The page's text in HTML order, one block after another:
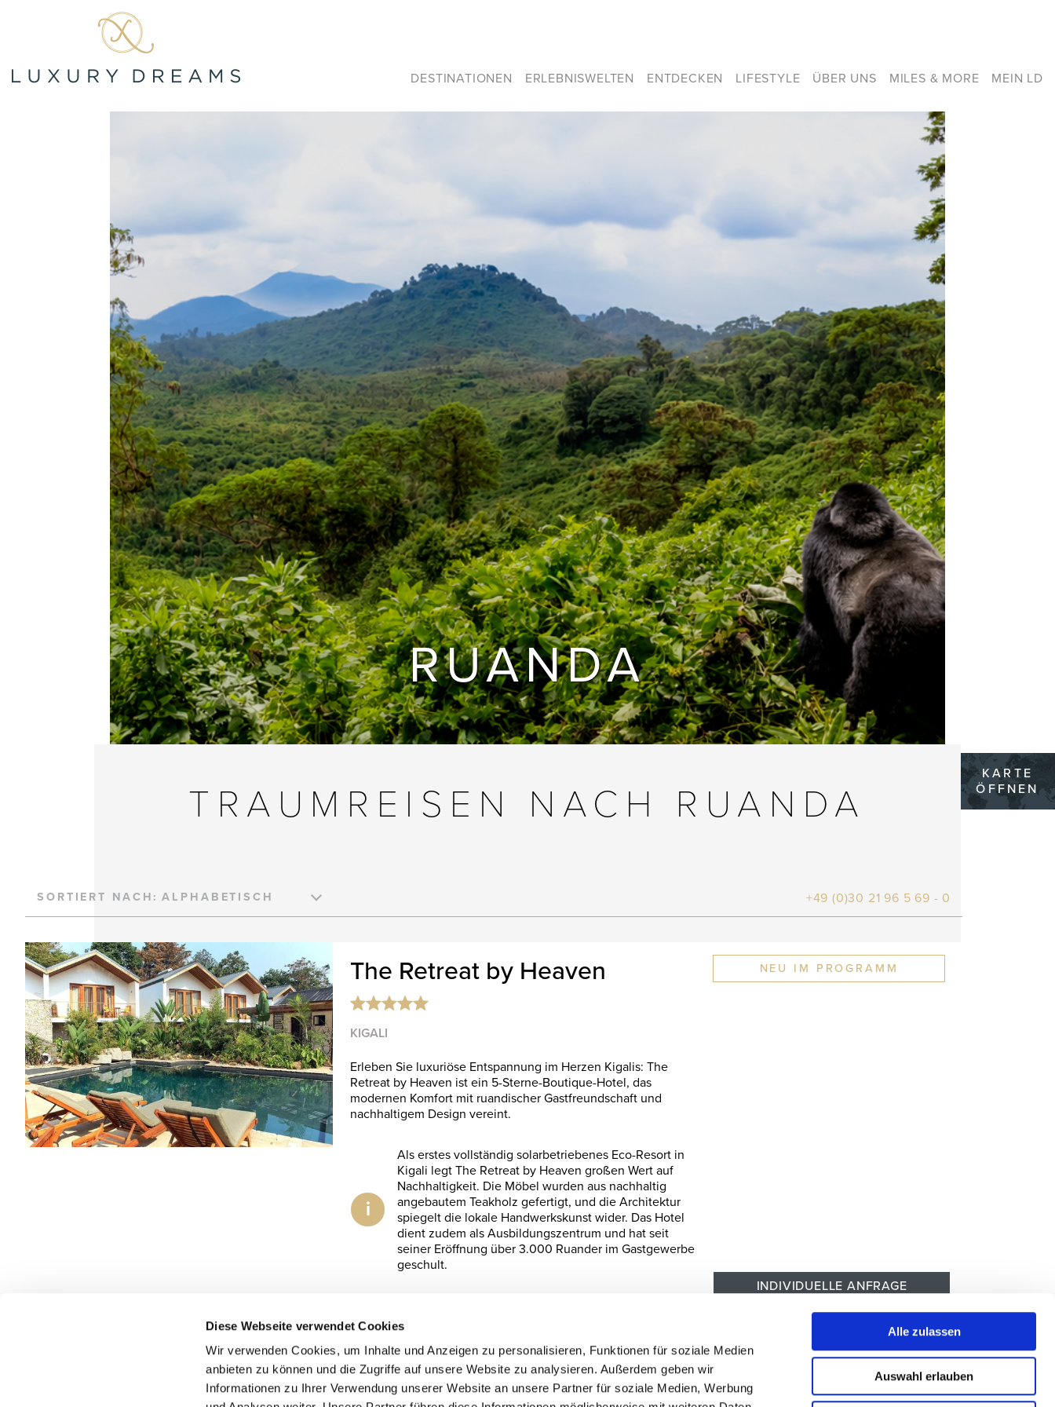
Diese Webseite verwendet Cookies
Wir verwenden Cookies, um Inhalte und Anzeigen zu personalisieren, Funktionen für soziale Medien
anbieten zu können und die Zugriffe auf unsere Website zu analysieren. Außerdem geben wir
Informationen zu Ihrer Verwendung unserer Website an unsere Partner für soziale Medien, Werbung
Alle zulassen
Auswahl erlauben
DESTINATIONEN ERLEBNISWELTEN ENTDECKEN LIFESTYLE ÜBER UNS MILES & MORE MEIN LD
RUANDA
KARTE
ÖFFNEN
TRAUMREISEN NACH RUANDA
SORTIERT NACH: +49 (0)30 21 96 5 69 - 0
NEU IM PROGRAMM
The Retreat by Heaven
KIGALI
Erleben Sie luxuriöse Entspannung im Herzen Kigalis: The
Retreat by Heaven ist ein 5-Sterne-Boutique-Hotel, das
modernen Komfort mit ruandischer Gastfreundschaft und
nachhaltigem Design vereint.
i
Als erstes vollständig solarbetriebenes Eco-Resort in
Kigali legt The Retreat by Heaven großen Wert auf
Nachhaltigkeit. Die Möbel wurden aus nachhaltig
angebautem Teakholz gefertigt, und die Architektur
spiegelt die lokale Handwerkskunst wider. Das Hotel
dient zudem als Ausbildungszentrum und hat seit
seiner Eröffnung über 3.000 Ruander im Gastgewerbe
geschult.
INDIVIDUELLE ANFRAGE
Auf die Wunschliste
*) Die angebotenen Preise/Zimmerkategorien gelten je nach Verfügbarkeit.